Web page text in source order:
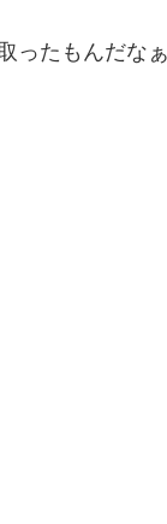
ったもんだな